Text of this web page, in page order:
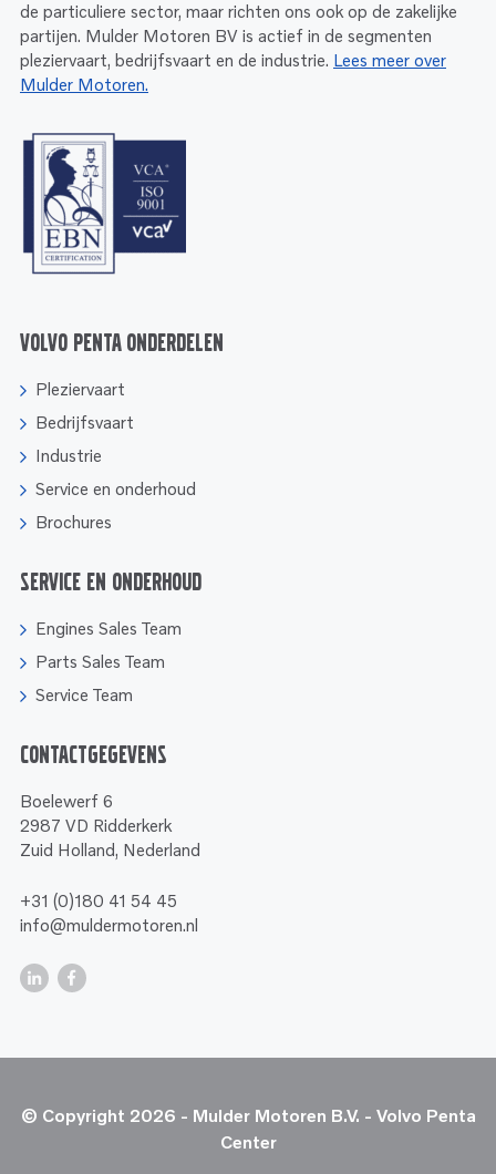
de particuliere sector, maar richten ons ook op de zakelijke
partijen. Mulder Motoren BV is actief in de segmenten
pleziervaart, bedrijfsvaart en de industrie. Lees meer over
Mulder Motoren.
Volvo Penta onderdelen
Pleziervaart
Bedrijfsvaart
Industrie
Service en onderhoud
Brochures
Service en onderhoud
Engines Sales Team
Parts Sales Team
Service Team
Contactgegevens
Boelewerf 6
2987 VD Ridderkerk
Zuid Holland, Nederland
+31 (0)180 41 54 45
info@muldermotoren.nl
© Copyright 2026 - Mulder Motoren B.V. - Volvo Penta
Center